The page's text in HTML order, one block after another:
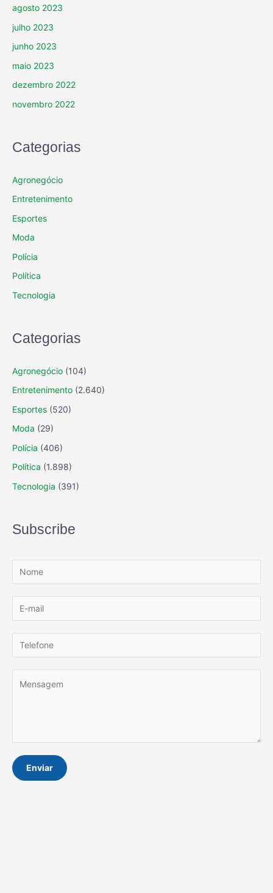
agosto 2023
julho 2023
junho 2023
maio 2023
dezembro 2022
novembro 2022
Categorias
Agronegócio
Entretenimento
Esportes
Moda
Polícia
Política
Tecnologia
Categorias
Agronegócio (104)
Entretenimento (2.640)
Esportes (520)
Moda (29)
Polícia (406)
Política (1.898)
Tecnologia (391)
Subscribe
Enviar